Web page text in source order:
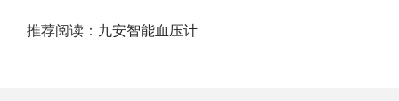
推荐阅读： 九安智能血压计